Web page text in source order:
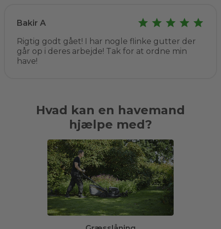
Bakir A
Rigtig godt gået! I har nogle flinke gutter der
går op i deres arbejde! Tak for at ordne min
have!
Hvad kan en havemand
hjælpe med?